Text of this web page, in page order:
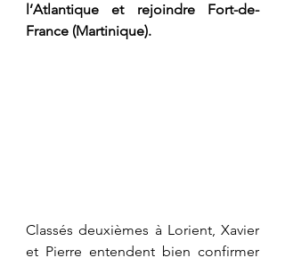
l’Atlantique et rejoindre Fort-de-
France (Martinique).
Classés deuxièmes à Lorient, Xavier
et Pierre entendent bien confirmer